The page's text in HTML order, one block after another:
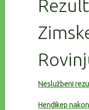
Neslužbeni
Hendikep